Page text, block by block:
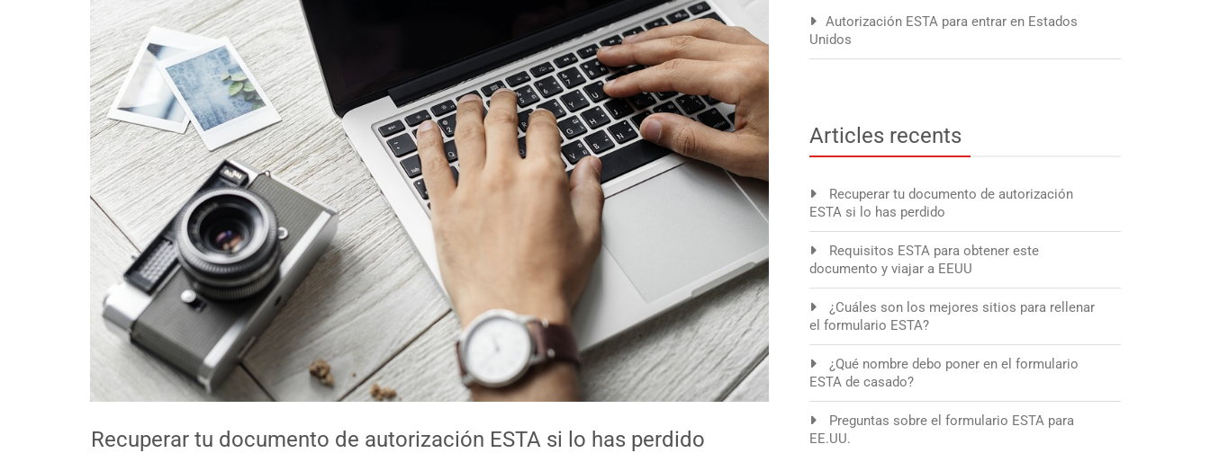
Recuperar tu documento de autorización ESTA si lo has perdido
Autorización ESTA para entrar en Estados
Unidos
Articles recents
Recuperar tu documento de autorización
ESTA si lo has perdido
Requisitos ESTA para obtener este
documento y viajar a EEUU
¿Cuáles son los mejores sitios para rellenar
el formulario ESTA?
¿Qué nombre debo poner en el formulario
ESTA de casado?
Preguntas sobre el formulario ESTA para
EE.UU.